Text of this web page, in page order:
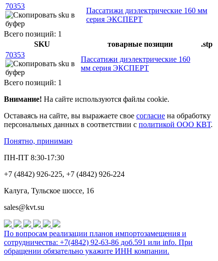
70353
Пассатижи диэлектрические 160 мм
серия ЭКСПЕРТ
Всего позиций: 1
SKU
товарные позиции
.stp
70353
Пассатижи диэлектрические 160
мм серия ЭКСПЕРТ
Всего позиций: 1
Внимание! На сайте используются файлы cookie.
Оставаясь на сайте, вы выражаете свое согласие на обработку
персональных данных в соответствии с политикой ООО КВТ.
Понятно, принимаю
ПН-ПТ 8:30-17:30
+7 (4842) 926-225, +7 (4842) 926-224
Калуга, Тульское шоссе, 16
sales@kvt.su
По вопросам реализации планов импортозамещения и
сотрудничества: +7(4842) 92-63-86 доб.591 или info. При
обращении обязательно укажите ИНН компании.